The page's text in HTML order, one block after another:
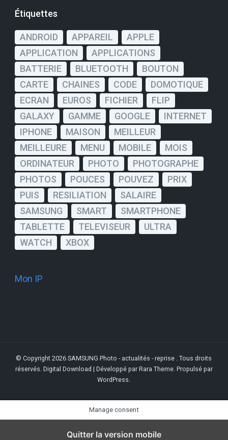
Étiquettes
ANDROID APPAREIL
APPLE
APPLICATION
APPLICATIONS
BATTERIE
BLUETOOTH
BOUTON
CARTE
CHAINES CODE
DOMOTIQUE
ECRAN
EUROS FICHIER
FLIP
GALAXY
GAMME GOOGLE
INTERNET
IPHONE
MAISON
MEILLEUR
MEILLEURE
MENU MOBILE
MOIS
ORDINATEUR
PHOTO
PHOTOGRAPHE
PHOTOS
POUCES POUVEZ
PRIX
PUIS
RESILIATION
SALAIRE
SAMSUNG
SMART
SMARTPHONE
TABLETTE
TELEVISEUR
ULTRA
WATCH
XBOX
Mon IP
© Copyright 2026SAMSUNG Photo - actualités - reprise . Tous droits
réservés. Digital Download | Développé par Rara Theme . Propulsé par
WordPress
Manage consent
Quitter la version mobile